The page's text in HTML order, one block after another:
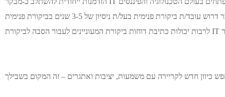
לחברת סקאודיט המתמחה בתחום ביקורת מערכות מידע וסייבר דרוש עובד/ת ביקורת פנימית בעל/ת ניסיון של 3-5 שנים בביקורת פנימית